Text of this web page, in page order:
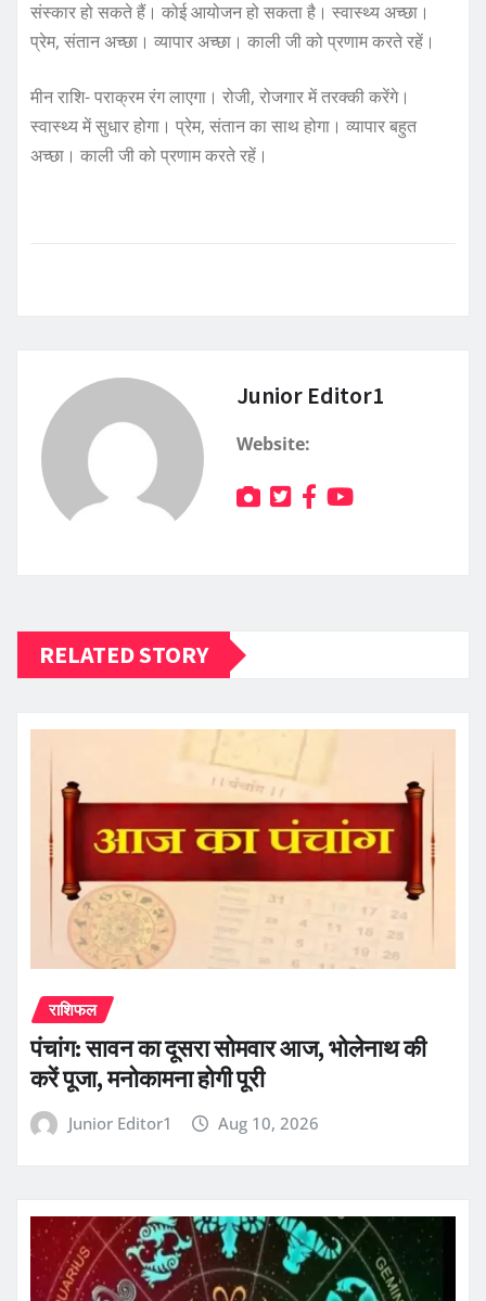
संस्कार हो सकते हैं। कोई आयोजन हो सकता है। स्वास्थ्य अच्छा।
प्रेम, संतान अच्छा। व्यापार अच्छा। काली जी को प्रणाम करते रहें।
मीन राशि- पराक्रम रंग लाएगा। रोजी, रोजगार में तरक्की करेंगे।
स्वास्थ्य में सुधार होगा। प्रेम, संतान का साथ होगा। व्यापार बहुत
अच्छा। काली जी को प्रणाम करते रहें।
Junior Editor1
Website:
RELATED STORY
राशिफल
पंचांग: सावन का दूसरा सोमवार आज, भोलेनाथ की
करें पूजा, मनोकामना होगी पूरी
Junior Editor1 Aug 10, 2026